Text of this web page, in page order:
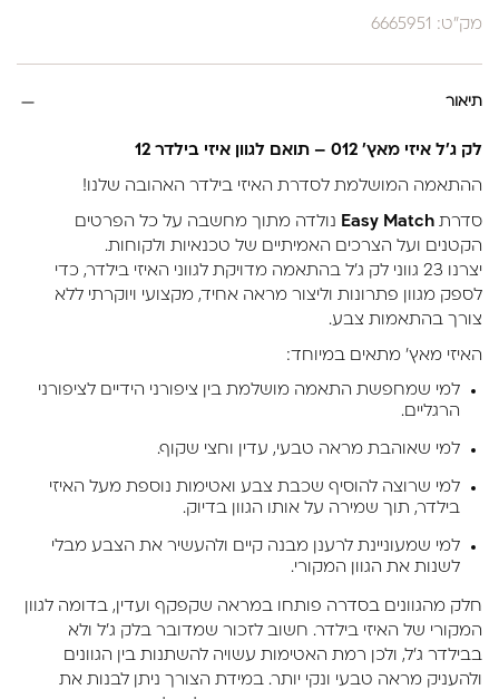
מק"ט: 6665951
תיאור
לק ג'ל איזי מאץ' 012 – תואם לגוון איזי בילדר 12
ההתאמה המושלמת לסדרת האיזי בילדר האהובה שלנו!
סדרת Easy Match נולדה מתוך מחשבה על כל הפרטים
הקטנים ועל הצרכים האמיתיים של טכנאיות ולקוחות.
יצרנו 23 גווני לק ג'ל בהתאמה מדויקת לגווני האיזי בילדר, כדי
לספק מגוון פתרונות וליצור מראה אחיד, מקצועי ויוקרתי ללא
צורך בהתאמות צבע.
האיזי מאץ' מתאים במיוחד:
למי שמחפשת התאמה מושלמת בין ציפורני הידיים לציפורני
הרגליים.
למי שאוהבת מראה טבעי, עדין וחצי שקוף.
למי שרוצה להוסיף שכבת צבע ואטימות נוספת מעל האיזי
בילדר, תוך שמירה על אותו הגוון בדיוק.
למי שמעוניינת לרענן מבנה קיים ולהעשיר את הצבע מבלי
לשנות את הגוון המקורי.
חלק מהגוונים בסדרה פותחו במראה שקפקף ועדין, בדומה לגוון
המקורי של האיזי בילדר. חשוב לזכור שמדובר בלק ג'ל ולא
בבילדר ג'ל, ולכן רמת האטימות עשויה להשתנות בין הגוונים
ולהעניק מראה טבעי ונקי יותר. במידת הצורך ניתן לבנות את